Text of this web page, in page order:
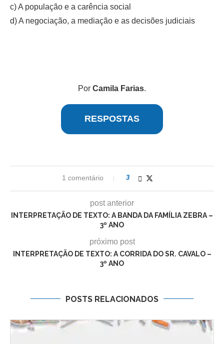
c) A população e a carência social
d) A negociação, a mediação e as decisões judiciais
Por Camila Farias.
RESPOSTAS
1 comentário 3
post anterior
INTERPRETAÇÃO DE TEXTO: A BANDA DA FAMÍLIA ZEBRA –
3º ANO
próximo post
INTERPRETAÇÃO DE TEXTO: A CORRIDA DO SR. CAVALO –
3º ANO
POSTS RELACIONADOS